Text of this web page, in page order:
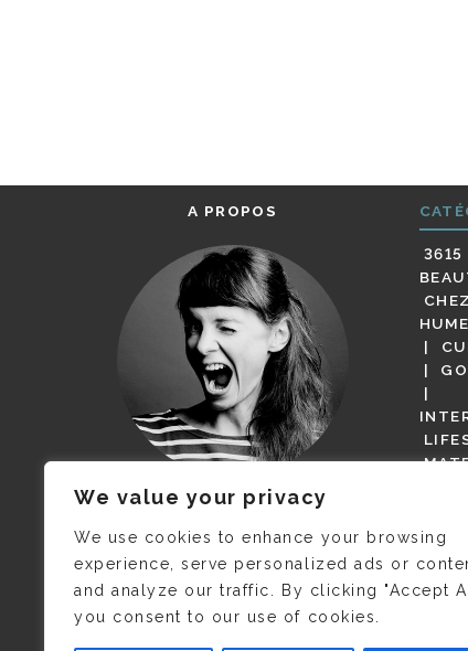
We value your privacy
We use cookies to enhance your browsing
experience, serve personalized ads or
and analyze our traffic. By clicking "Accept
you consent to our use of cookies.
A PROPOS
JE M’APPELLE DELPHINE MAIS
C’EST ©CAMILLE COLLIN QUI A
PRIS CETTE PHOTO !